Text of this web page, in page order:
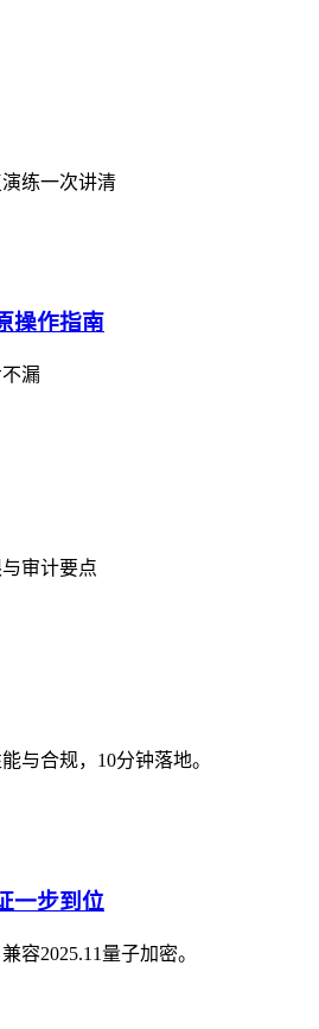
练一次讲清
操作指南
漏
审计要点
与合规，10分钟落地。
一步到位
容2025.11量子加密。